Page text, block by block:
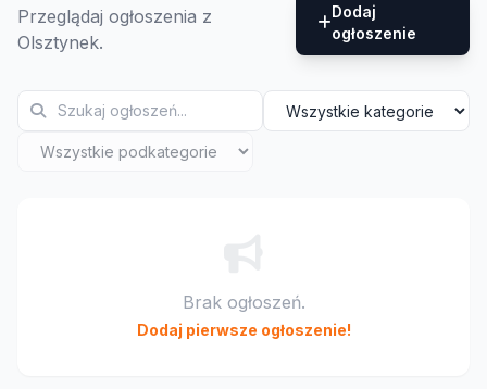
Przeglądaj ogłoszenia z
Olsztynek.
Dodaj
ogłoszenie
Brak ogłoszeń.
Dodaj pierwsze ogłoszenie!